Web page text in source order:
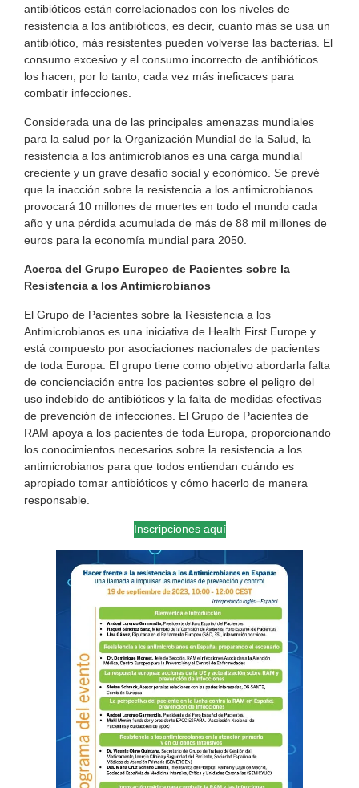
antibióticos están correlacionados con los niveles de
resistencia a los antibióticos, es decir, cuanto más se usa un
antibiótico, más resistentes pueden volverse las bacterias. El
consumo excesivo y el consumo incorrecto de antibióticos
los hacen, por lo tanto, cada vez más ineficaces para
combatir infecciones.
Considerada una de las principales amenazas mundiales
para la salud por la Organización Mundial de la Salud, la
resistencia a los antimicrobianos es una carga mundial
creciente y un grave desafío social y económico. Se prevé
que la inacción sobre la resistencia a los antimicrobianos
provocará 10 millones de muertes en todo el mundo cada
año y una pérdida acumulada de más de 88 mil millones de
euros para la economía mundial para 2050.
Acerca del Grupo Europeo de Pacientes sobre la
Resistencia a los Antimicrobianos
El Grupo de Pacientes sobre la Resistencia a los
Antimicrobianos es una iniciativa de Health First Europe y
está compuesto por asociaciones nacionales de pacientes
de toda Europa. El grupo tiene como objetivo abordarla falta
de concienciación entre los pacientes sobre el peligro del
uso indebido de antibióticos y la falta de medidas efectivas
de prevención de infecciones. El Grupo de Pacientes de
RAM apoya a los pacientes de toda Europa, proporcionando
los conocimientos necesarios sobre la resistencia a los
antimicrobianos para que todos entiendan cuándo es
apropiado tomar antibióticos y cómo hacerlo de manera
responsable.
Inscripciones aquí